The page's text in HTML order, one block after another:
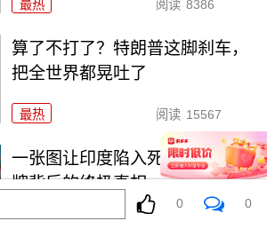
最热 阅读 8386
算了不打了？特朗普这脚刹车，
把全世界都晃吐了
最热 阅读 15567
一张图让印度陷入死寂，五枚金
牌背后的终极真相
0 0